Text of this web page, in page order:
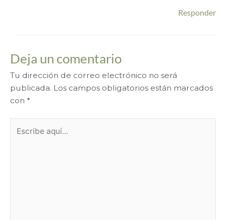
Responder
Deja un comentario
Tu dirección de correo electrónico no será
publicada. Los campos obligatorios están marcados
con *
aquí...